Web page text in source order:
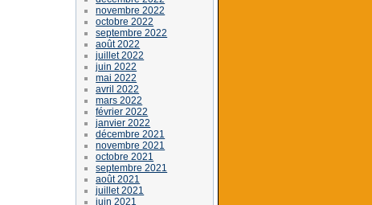
novembre 2022
octobre 2022
septembre 2022
août 2022
juillet 2022
juin 2022
mai 2022
avril 2022
mars 2022
février 2022
janvier 2022
décembre 2021
novembre 2021
octobre 2021
septembre 2021
août 2021
juillet 2021
juin 2021